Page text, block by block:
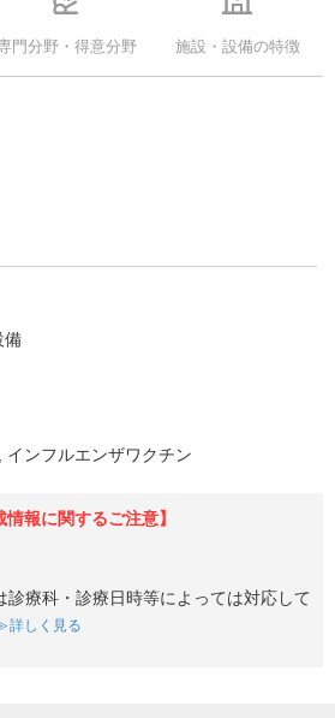
門分野・得意分野 施設・設備の特徴
備
インフルエンザワクチン
情報に関するご注意】
診療科・診療日時等によっては対応して
詳しく見る